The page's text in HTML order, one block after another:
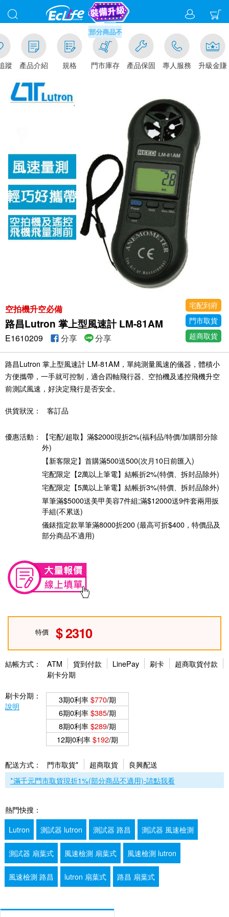
蹤 產品介紹 規格
滿千元門市取貨現折1%(部分商品不適用)-請點我看
門市庫存 產品保固 專人服務 升級金賺
空拍機升空必備
路昌Lutron 掌上型風速計 LM-81AM
宅配到府
門市取貨
超商取貨
E1610209 分享 分享
路昌Lutron 掌上型風速計 LM-81AM，單純測量風速的儀器，體積小
方便攜帶，一手就可控制，適合四軸飛行器、空拍機及遙控飛機升空
前測試風速，好決定飛行是否安全。
供貨狀況： 客訂品
優惠活動：
【宅配/超取】滿$2000現折2%(福利品/特價/加購部分除
外)
【新客限定】首購滿500送500(次月10日前匯入)
宅配限定【2萬以上筆電】結帳折2%(特價、拆封品除外)
宅配限定【5萬以上筆電】結帳折3%(特價、拆封品除外)
單筆滿$5000送美甲美容7件組;滿$12000送9件套兩用扳
手組(不累送)
儀錶指定款單筆滿8000折200 (最高可折$400，特價品及
部分商品不適用)
特價 2310
結帳方式： ATM 貨到付款 LinePay 刷卡
超商取貨付款
刷卡分期
刷卡分期：
說明
3期0利率$770/期
6期0利率$385/期
8期0利率$289/期
12期0利率$192/期
配送方式： 門市取貨* 超商取貨
良興配送
*滿千元門市取貨現折1%(部分商品不適用)-請點我看
熱門快搜：
Lutron
測試器 lutron 測試器 路昌 測試器 風速檢測
測試器 扇葉式 風速檢測 扇葉式 風速檢測 lutron
風速檢測 路昌 lutron 扇葉式 路昌 扇葉式